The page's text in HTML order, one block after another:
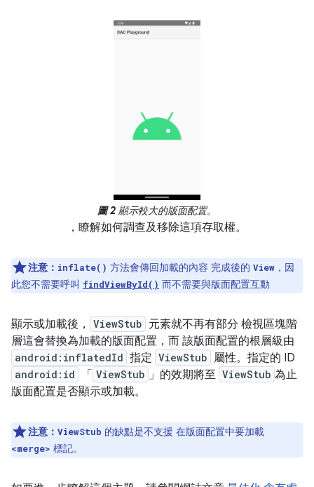
圖 2 顯示較大的版面配置。
，瞭解如何調查及移除這項存取權。
注意： inflate() 方法會傳回加載的內容 完成後的 View ，因
此您不需要呼叫 findViewById() 而不需要與版面配置互動
顯示或加載後， ViewStub 元素就不再有部分 檢視區塊階
層這會替換為加載的版面配置，而 該版面配置的根層級由
android:inflatedId 指定 ViewStub 屬性。指定的 ID
android:id 「 ViewStub 」的效期將至 ViewStub 為止
版面配置是否顯示或加載。
注意： ViewStub 的缺點是不支援 在版面配置中要加載
<merge> 標記。